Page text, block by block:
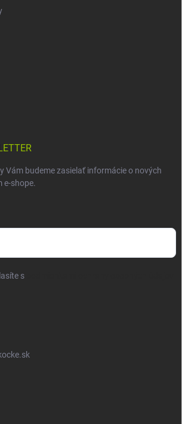
Vám budeme zasielať informácie o nových
e-shope.
s